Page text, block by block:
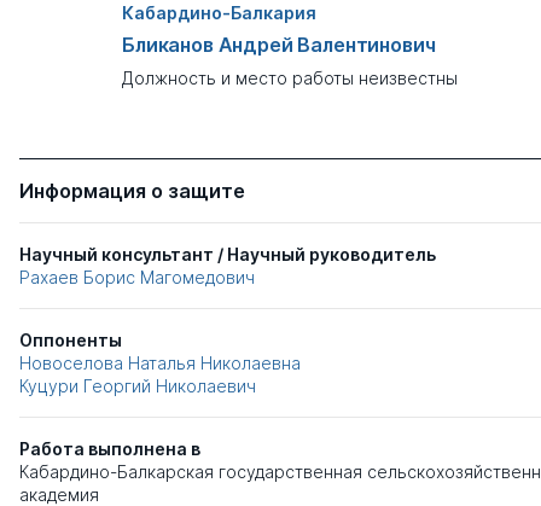
Кабардино-Балкария
Бликанов Андрей Валентинович
Должность и место работы неизвестны
Информация о защите
Научный консультант / Научный руководитель
Рахаев Борис Магомедович
Оппоненты
Новоселова Наталья Николаевна
Куцури Георгий Николаевич
Работа выполнена в
Кабардино-Балкарская государственная
академия